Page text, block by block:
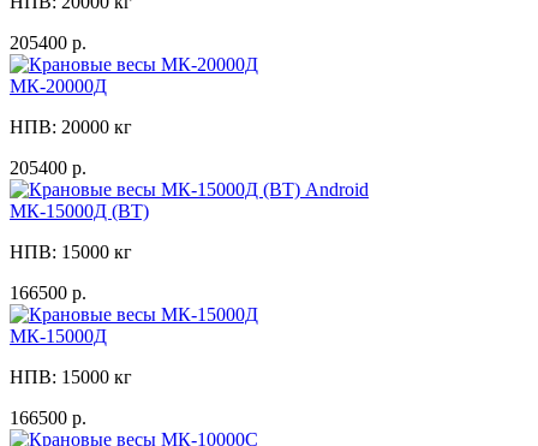
205400 р.
МК-20000Д
НПВ: 20000 кг
205400 р.
МК-15000Д (ВТ)
НПВ: 15000 кг
166500 р.
МК-15000Д
НПВ: 15000 кг
166500 р.